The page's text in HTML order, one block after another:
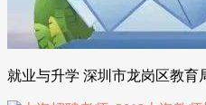
就业与升学 深圳市龙岗区教育